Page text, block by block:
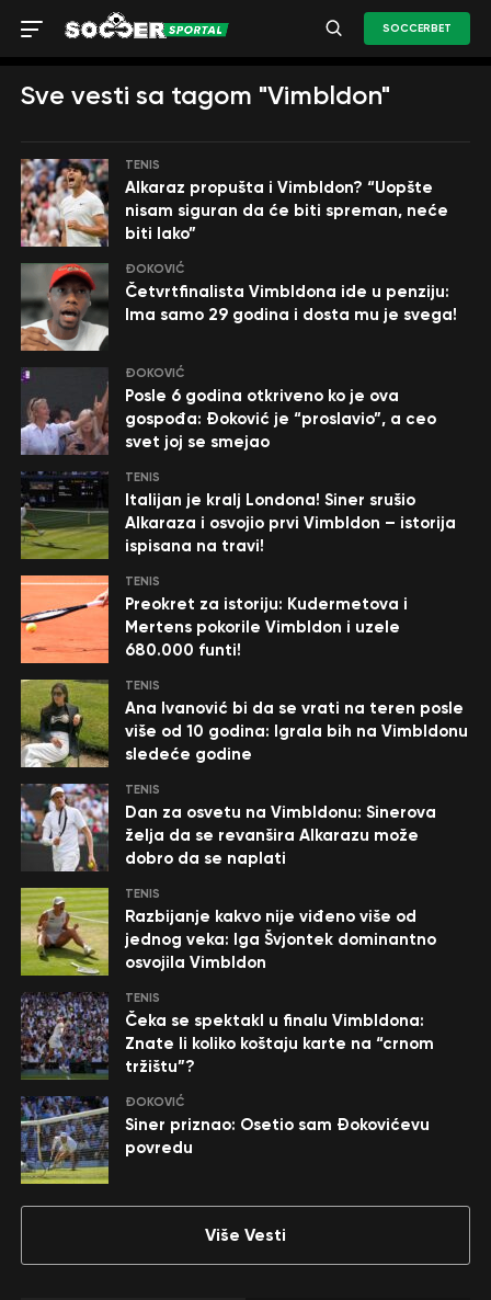
SOCCERBET
Sve vesti sa tagom "Vimbldon"
TENIS
Alkaraz propušta i Vimbldon? “Uopšte
nisam siguran da će biti spreman, neće
biti lako”
ĐOKOVIĆ
Četvrtfinalista Vimbldona ide u penziju:
Ima samo 29 godina i dosta mu je svega!
ĐOKOVIĆ
Posle 6 godina otkriveno ko je ova
gospođa: Đoković je “proslavio”, a ceo
svet joj se smejao
TENIS
Italijan je kralj Londona! Siner srušio
Alkaraza i osvojio prvi Vimbldon – istorija
ispisana na travi!
TENIS
Preokret za istoriju: Kudermetova i
Mertens pokorile Vimbldon i uzele
680.000 funti!
TENIS
Ana Ivanović bi da se vrati na teren posle
više od 10 godina: Igrala bih na Vimbldonu
sledeće godine
TENIS
Dan za osvetu na Vimbldonu: Sinerova
želja da se revanšira Alkarazu može
dobro da se naplati
TENIS
Razbijanje kakvo nije viđeno više od
jednog veka: Iga Švjontek dominantno
osvojila Vimbldon
TENIS
Čeka se spektakl u finalu Vimbldona:
Znate li koliko koštaju karte na “crnom
tržištu”?
ĐOKOVIĆ
Siner priznao: Osetio sam Đokovićevu
povredu
Više Vesti